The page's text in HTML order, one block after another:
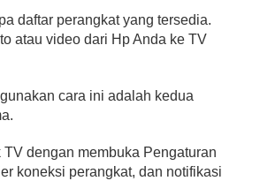
daftar perangkat yang tersedia.
atau video dari Hp Anda ke TV
cara ini adalah kedua
dengan membuka Pengaturan
koneksi perangkat, dan notifikasi